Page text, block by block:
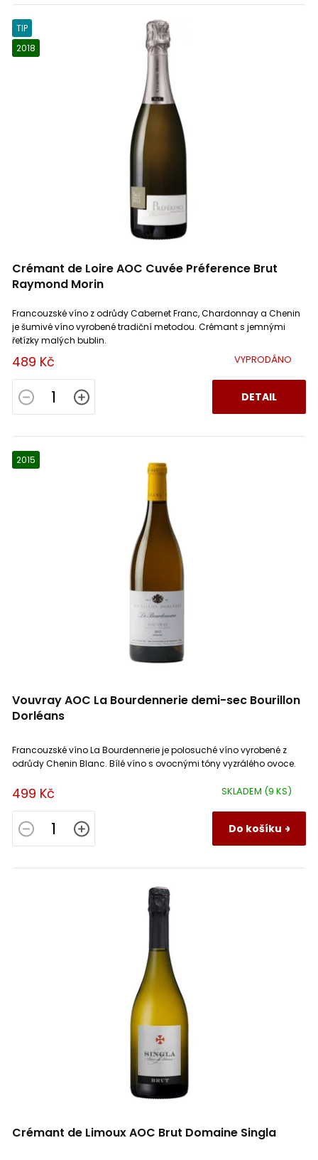
Cataluna 0
Montagne Saint Émilion
Sannio 0
Falanghina 0
TIP
2018
Crémant de Loire AOC Cuvée Préference Brut
Raymond Morin
VYPRODÁNO
489 Kč
DETAIL
Francouzské víno z odrůdy Cabernet Franc, Chardonnay a Chenin
je šumivé víno vyrobené tradiční metodou. Crémant s jemnými
řetízky malých bublin.
2015
Vouvray AOC La Bourdennerie demi-sec Bourillon
Dorléans
SKLADEM (9 KS)
499 Kč
Do košíku
Francouzské víno La Bourdennerie je polosuché víno vyrobené z
odrůdy Chenin Blanc. Bílé víno s ovocnými tóny vyzrálého ovoce.
Crémant de Limoux AOC Brut Domaine Singla